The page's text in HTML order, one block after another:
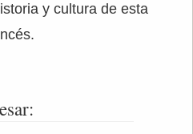
y cultura de esta